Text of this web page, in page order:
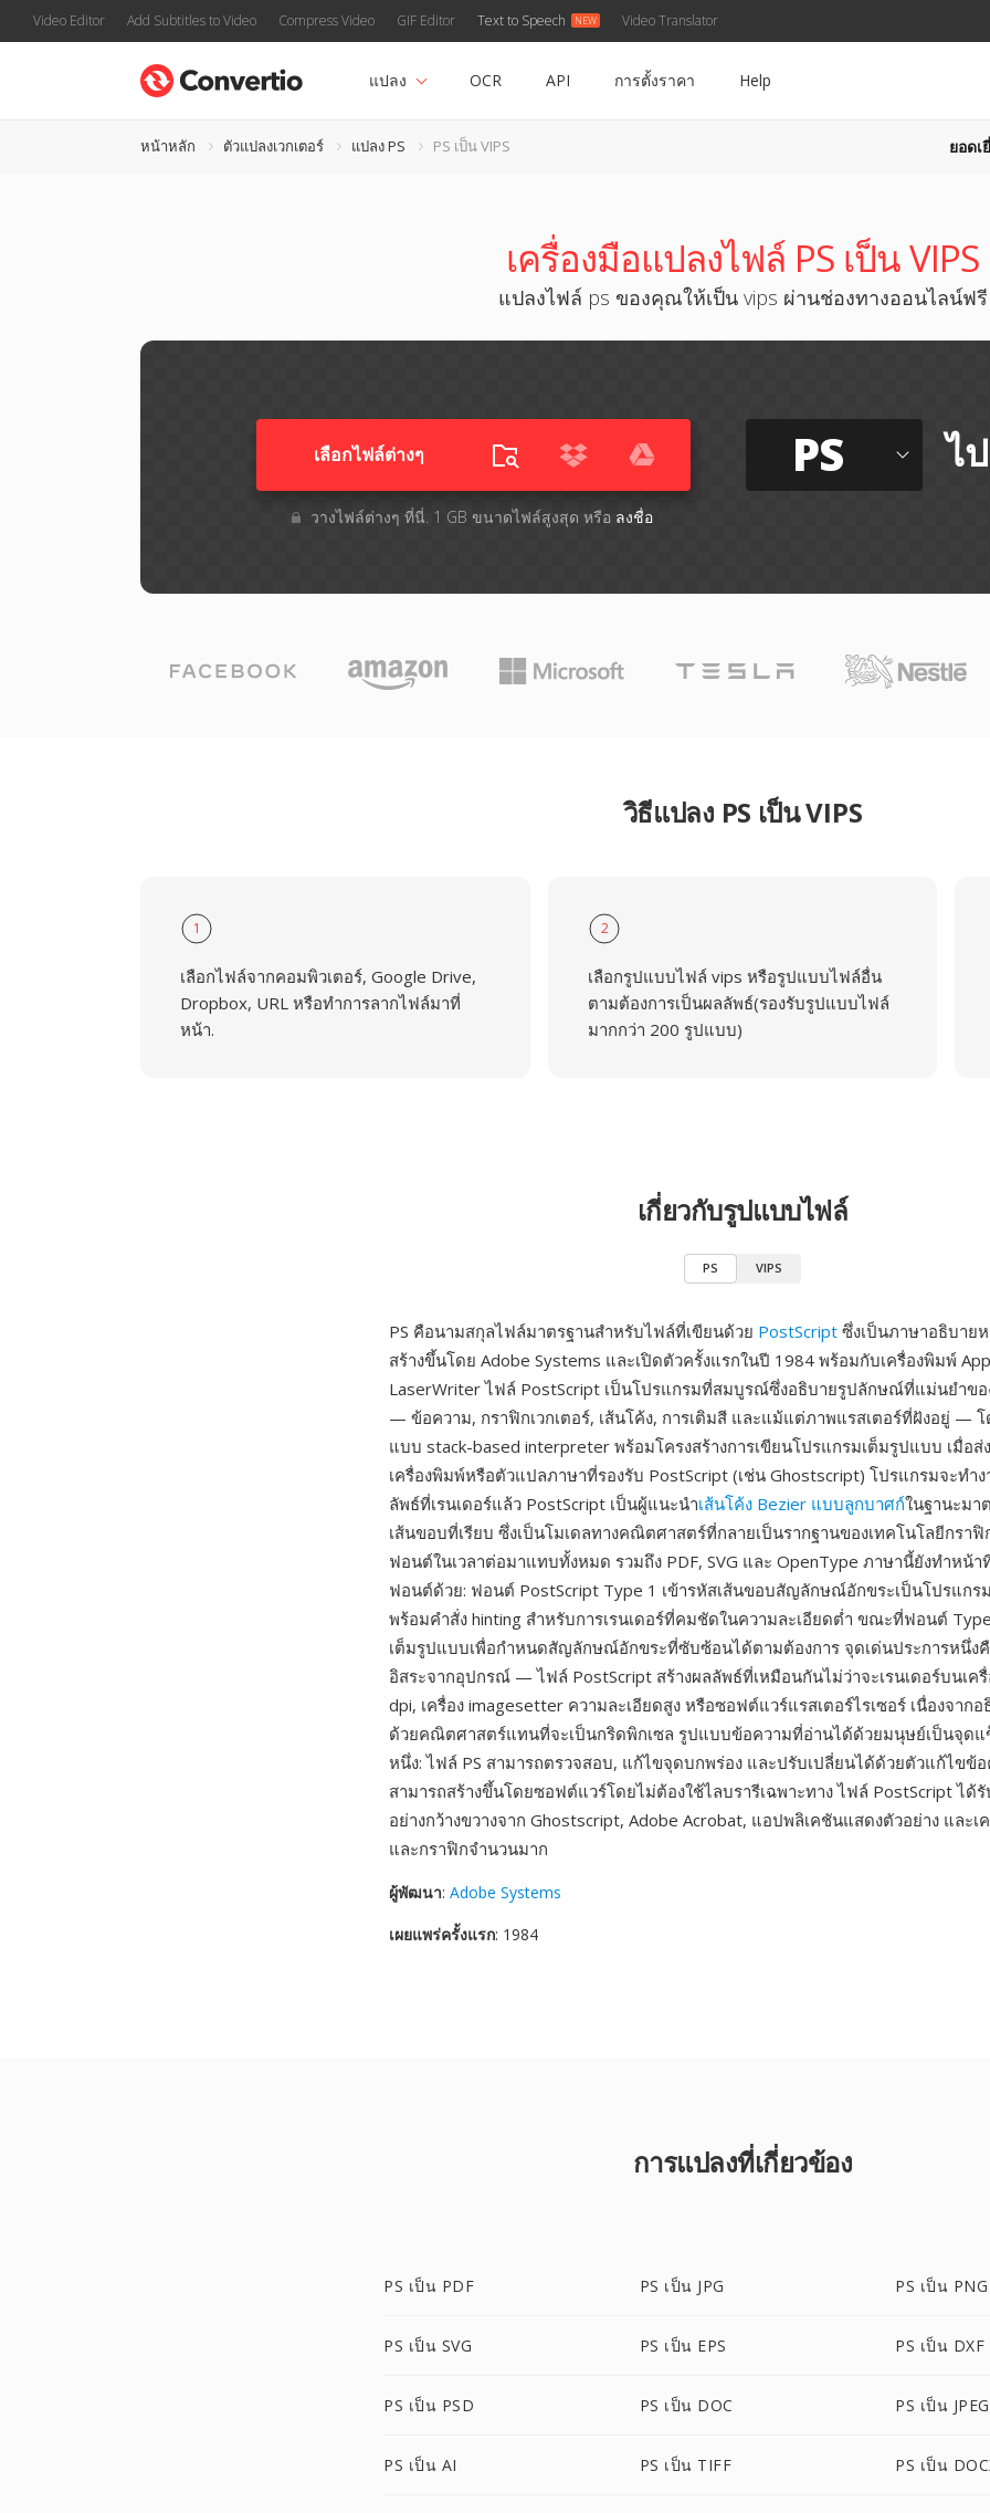
Video Editor Add Subtitles to Video Compress Video GIF Editor Text to Speech Video Translator
แปลง OCR API การตั้งราคา Help
หน้าหลัก ตัวแปลงเวกเตอร์ แปลง PS PS เป็น VIPS ยอดเ
เครื่องมือแปลงไฟล์ PS เป็น VIPS
แปลงไฟล์ ps ของคุณให้เป็น vips ผ่านช่องทางออนไลน์ฟรี
เลือกไฟล์ต่างๆ​
วางไฟล์ต่างๆ​ ที่นี่. 1 GB ขนาดไฟล์สูงสุด หรือ ลงชื่อ
PS ไ
วิธีแปลง PS เป็น VIPS
1
เลือกไฟล์จากคอมพิวเตอร์, Google Drive,
Dropbox, URL หรือทำการลากไฟล์มาที่
หน้า.
2
เลือกรูปแบบไฟล์ vips หรือรูปแบบไฟล์อื่น
ตามต้องการเป็นผลลัพธ์(รองรับรูปแบบไฟล์
มากกว่า 200 รูปแบบ)
เกี่ยวกับรูปแบบไฟล์
PS VIPS
PS คือนามสกุลไฟล์มาตรฐานสำหรับไฟล์ที่เขียนด้วย PostScript ซึ่งเป็นภาษาอธิบาย
สร้างขึ้นโดย Adobe Systems และเปิดตัวครั้งแรกในปี 1984 พร้อมกับเครื่องพิมพ์
LaserWriter ไฟล์ PostScript เป็นโปรแกรมที่สมบูรณ์ซึ่งอธิบายรูปลักษณ์ที่แม่นยำขอ
— ข้อความ, กราฟิกเวกเตอร์, เส้นโค้ง, การเติมสี และแม้แต่ภาพแรสเตอร์ที่ฝังอยู่ —
แบบ stack-based interpreter พร้อมโครงสร้างการเขียนโปรแกรมเต็มรูปแบบ เมื่อส่
เครื่องพิมพ์หรือตัวแปลภาษาที่รองรับ PostScript (เช่น Ghostscript) โปรแกรมจะทำ
ลัพธ์ที่เรนเดอร์แล้ว PostScript เป็นผู้แนะนำเส้นโค้ง Bezier แบบลูกบาศก์ในฐานะมา
เส้นขอบที่เรียบ ซึ่งเป็นโมเดลทางคณิตศาสตร์ที่กลายเป็นรากฐานของเทคโนโลยีกราฟิ
ฟอนต์ในเวลาต่อมาแทบทั้งหมด รวมถึง PDF, SVG และ OpenType ภาษานี้ยังทำหน้
ฟอนต์ด้วย: ฟอนต์ PostScript Type 1 เข้ารหัสเส้นขอบสัญลักษณ์อักขระเป็นโปรแกร
พร้อมคำสั่ง hinting สำหรับการเรนเดอร์ที่คมชัดในความละเอียดต่ำ ขณะที่ฟอนต์
เต็มรูปแบบเพื่อกำหนดสัญลักษณ์อักขระที่ซับซ้อนได้ตามต้องการ จุดเด่นประการหนึ่ง
อิสระจากอุปกรณ์ — ไฟล์ PostScript สร้างผลลัพธ์ที่เหมือนกันไม่ว่าจะเรนเดอร์บนเค
dpi, เครื่อง imagesetter ความละเอียดสูง หรือซอฟต์แวร์แรสเตอร์ไรเซอร์ เนื่องจากอ
ด้วยคณิตศาสตร์แทนที่จะเป็นกริดพิกเซล รูปแบบข้อความที่อ่านได้ด้วยมนุษย์เป็นจุดแ
หนึ่ง: ไฟล์ PS สามารถตรวจสอบ, แก้ไขจุดบกพร่อง และปรับเปลี่ยนได้ด้วยตัวแก้ไขข้
สามารถสร้างขึ้นโดยซอฟต์แวร์โดยไม่ต้องใช้ไลบรารีเฉพาะทาง ไฟล์ PostScript ได้รั
อย่างกว้างขวางจาก Ghostscript, Adobe Acrobat, แอปพลิเคชันแสดงตัวอย่าง และเ
และกราฟิกจำนวนมาก
ผู้พัฒนา: Adobe Systems
เผยแพร่ครั้งแรก: 1984
การแปลงที่เกี่ยวข้อง
PS เป็น PDF PS เป็น JPG PS เป็น PNG
PS เป็น SVG PS เป็น EPS PS เป็น DXF
PS เป็น PSD PS เป็น DOC PS เป็น JPEG
PS เป็น AI PS เป็น TIFF PS เป็น